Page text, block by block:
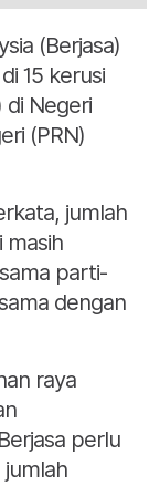
(Berjasa)
15 kerusi
di Negeri
(PRN)
jumlah
masih
parti-
dengan
raya
perlu